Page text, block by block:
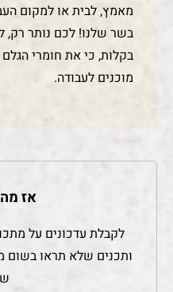
מאמץ, לבית או למקום
בשר שלנו! לכם נותר רק,
בקלות, כי את חומרי
מוכנים לעבודה.
אז
לקבלת עדכונים על
ותכנים שלא תראו בשום